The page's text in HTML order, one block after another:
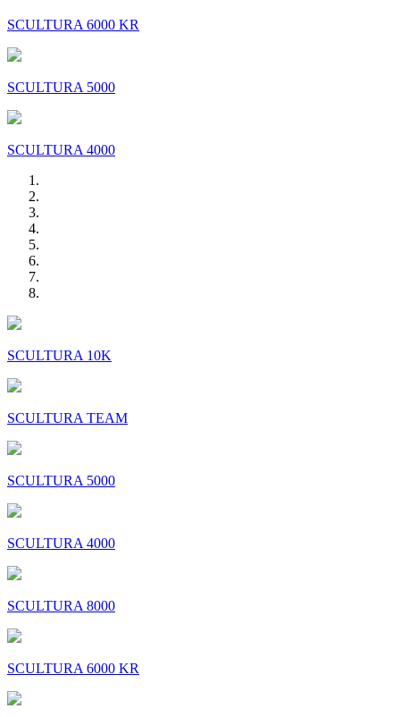
SCULTURA 6000 KR
SCULTURA 5000
SCULTURA 4000
SCULTURA 10K
SCULTURA TEAM
SCULTURA 5000
SCULTURA 4000
SCULTURA 8000
SCULTURA 6000 KR